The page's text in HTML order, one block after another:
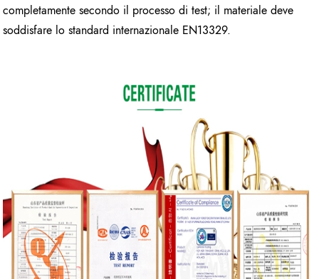
completamente secondo il processo di test; il materiale deve
soddisfare lo standard internazionale EN13329.